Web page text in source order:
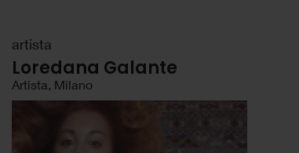
artista
Loredana Galante
Artista, Milano